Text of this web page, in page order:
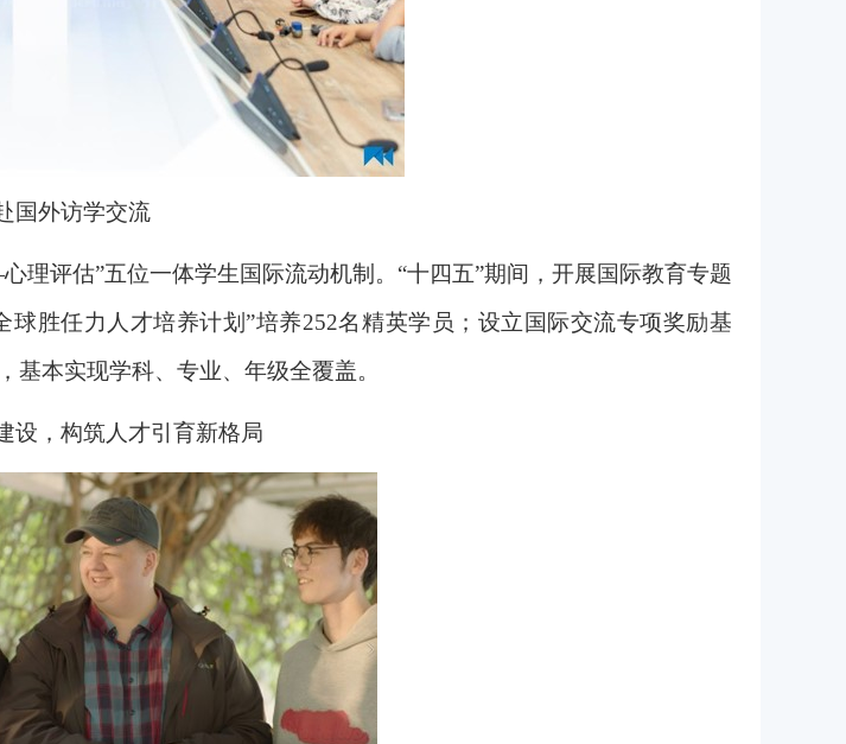
国外访学交流
评估”五位一体学生国际流动机制。“十四五”期间，开展国际教育专题
胜任力人才培养计划”培养252名精英学员；设立国际交流专项奖励基
本实现学科、专业、年级全覆盖。
设，构筑人才引育新格局